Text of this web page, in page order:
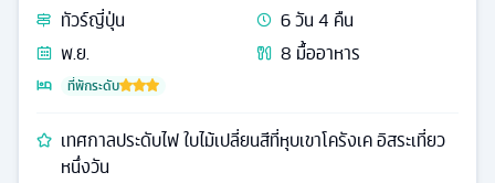
ทัวร์ญี่ปุ่น 6วัน4 คืน
พ.ย.
8 มื้ออาหาร
ที่พักระดับ
เทศกาลประดับไฟ ใบไม้เปลี่ยนสีที่หุบเขาโครังเค อิสระเที่ยว
หนึ่งวัน